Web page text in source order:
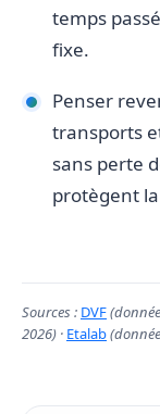
temps
fixe.
Penser
transports
sans perte
protègent
Sources : DVF
2026) · Etalab